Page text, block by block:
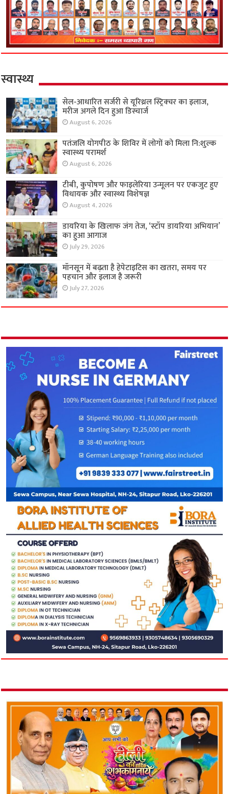
स्वास्थ्य
सेल-आधारित सर्जरी से यूरिथ्रल स्ट्रिक्चर का इलाज,
मरीज अगले दिन हुआ डिस्चार्ज
August 6, 2026
पतंजलि योगपीठ के शिविर में लोगों को मिला नि:शुल्क
स्वास्थ्य परामर्श
August 6, 2026
टीबी, कुपोषण और फाइलेरिया उन्मूलन पर एकजुट हुए
विधायक और स्वास्थ्य विशेषज्ञ
August 4, 2026
डायरिया के खिलाफ जंग तेज, ‘स्टॉप डायरिया अभियान’
का हुआ आगाज
July 29, 2026
मॉनसून में बढ़ता है हेपेटाइटिस का खतरा, समय पर
पहचान और इलाज है जरूरी
July 27, 2026